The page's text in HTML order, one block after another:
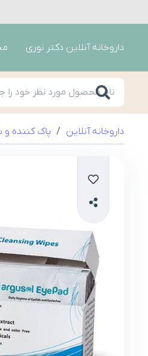
داروخانه آنلاین دکتر نوری
داروخانه آنلاین / پاک کننده